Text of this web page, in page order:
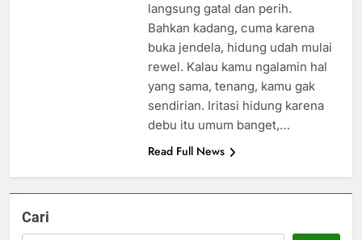
langsung gatal dan perih.
Bahkan kadang, cuma karena
buka jendela, hidung udah mulai
rewel. Kalau kamu ngalamin hal
yang sama, tenang, kamu gak
sendirian. Iritasi hidung karena
debu itu umum banget,…
Read Full News
Cari